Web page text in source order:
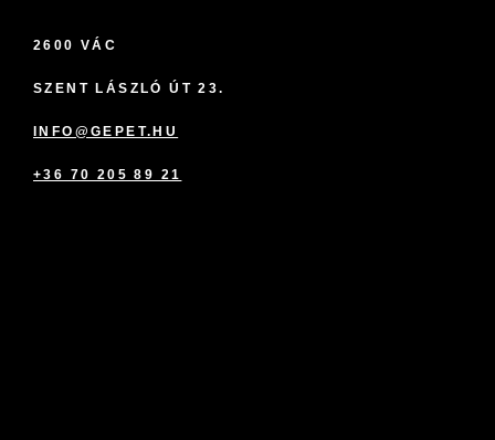
2600 VÁC
SZENT LÁSZLÓ ÚT 23.
INFO@GEPET.HU
+36 70 205 89 21